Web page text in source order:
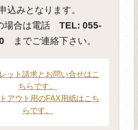
込みとなります。
場合は電話 TEL: 055-
までご連絡下さい。
ット請求とお問い合せはこ
ちらです。
アウト用のFAX用紙はこち
らです。